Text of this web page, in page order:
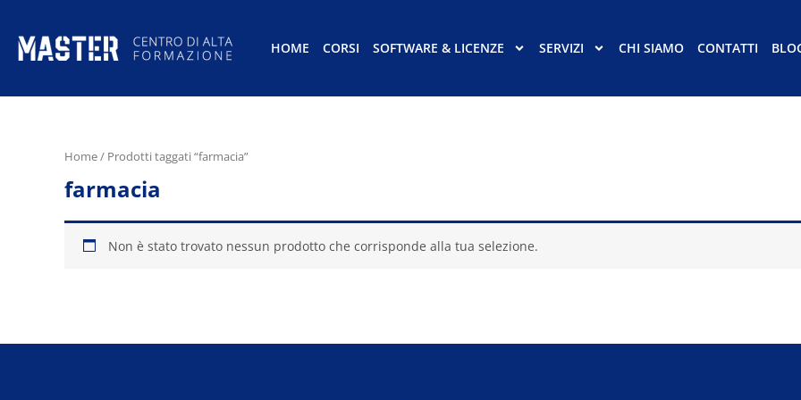
HOME CORSI SOFTWARE & LICENZE SERVIZI CHI SIAMO CONTATTI
Home/ Prodotti taggati “farmacia”
farmacia
Non è stato trovato nessun prodotto che corrisponde alla tua selezione.